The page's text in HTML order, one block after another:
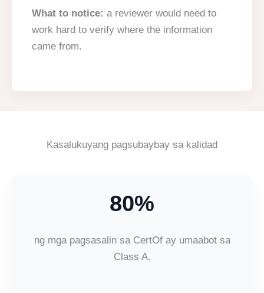
What to notice: a reviewer would need to
work hard to verify where the information
came from.
Kasalukuyang pagsubaybay sa kalidad
80%
ng mga pagsasalin sa CertOf ay umaabot sa
Class A.